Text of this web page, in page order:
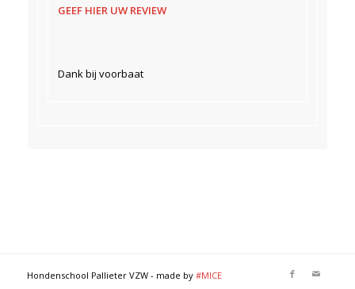
GEEF HIER UW REVIEW
Dank bij voorbaat
Hondenschool Pallieter VZW - made by #MICE